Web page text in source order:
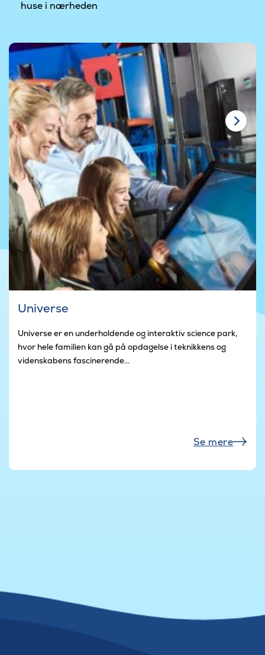
huse i nærheden
Universe
Universe er en underholdende og interaktiv science park,
hvor hele familien kan gå på opdagelse i teknikkens og
videnskabens fascinerende...
Se mere